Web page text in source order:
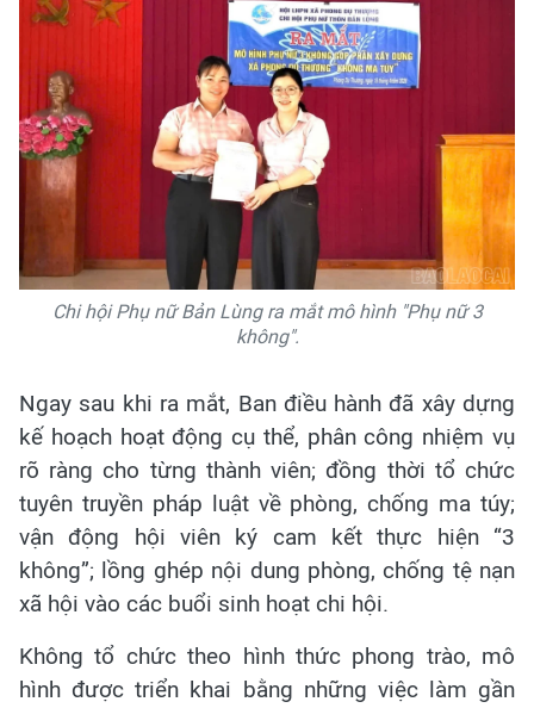
Chi hội Phụ nữ Bản Lùng ra mắt mô hình "Phụ nữ 3
không".
Ngay sau khi ra mắt, Ban điều hành đã xây dựng
kế hoạch hoạt động cụ thể, phân công nhiệm vụ
rõ ràng cho từng thành viên; đồng thời tổ chức
tuyên truyền pháp luật về phòng, chống ma túy;
vận động hội viên ký cam kết thực hiện “3
không”; lồng ghép nội dung phòng, chống tệ nạn
xã hội vào các buổi sinh hoạt chi hội.
Không tổ chức theo hình thức phong trào, mô
hình được triển khai bằng những việc làm gần